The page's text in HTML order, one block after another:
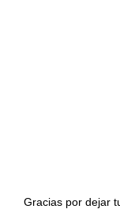
Gracias por dejar